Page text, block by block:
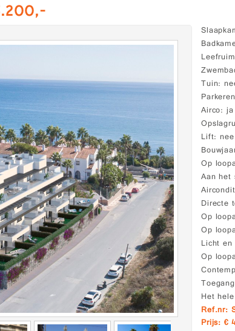
Tuin
Parkeren
Airco ja
Lift nee
Op
Aan het
Directe
Op
Op
Licht
Op
Het
Ref.nr:
Prijs: €